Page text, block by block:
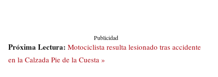
Publicidad
Próxima Lectura: Motociclista resulta lesionado tras accidente
en la Calzada Pie de la Cuesta »